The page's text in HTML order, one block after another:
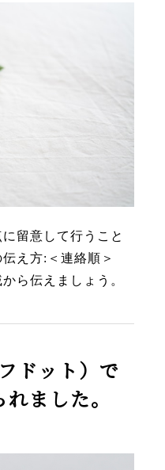
留意して行うこと
伝え方:＜連絡順＞
ら伝えましょう。
同僚、そしてその
ドット）で
ました。